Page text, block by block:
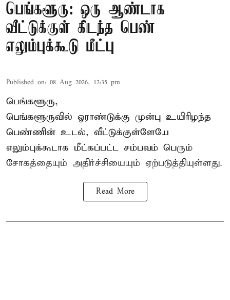
பெங்களூரு: ஒரு ஆண்டாக
வீட்டுக்குள் கிடந்த பெண்
எலும்புக்கூடு மீட்பு
Published on: 08 Aug 2026, 12:35 pm
பெங்களூரு,
பெங்களூருவில் ஓராண்டுக்கு முன்பு உயிரிழந்த
பெண்ணின் உடல், வீட்டுக்குள்ளேயே
எலும்புக்கூடாக மீட்கப்பட்ட சம்பவம் பெரும்
சோகத்தையும் அதிர்ச்சியையும் ஏற்படுத்தியுள்ளது.
Read More